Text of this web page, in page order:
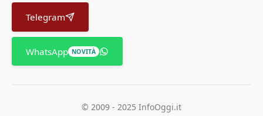
Telegram
WhatsApp NOVITÀ
© 2009 - 2025 InfoOggi.it